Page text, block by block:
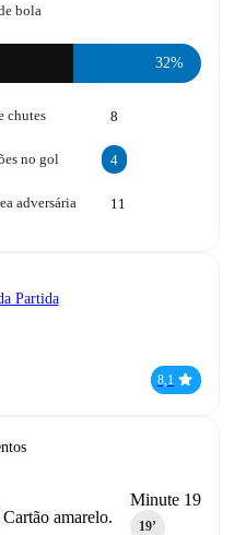
bola
32%
chutes 8
no gol 4
adversária 11
Partida
8,1
Minute 19
19‎’‎
Cartão amarelo.